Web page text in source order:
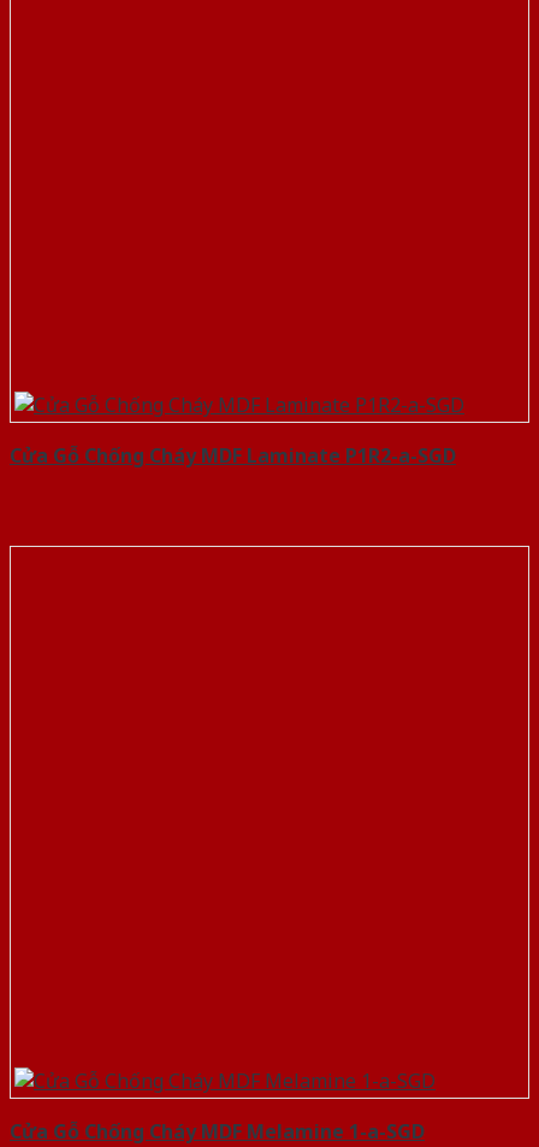
Cửa Gỗ Chống Cháy MDF Laminate P1R2-a-SGD
Cửa Gỗ Chống Cháy MDF Melamine 1-a-SGD